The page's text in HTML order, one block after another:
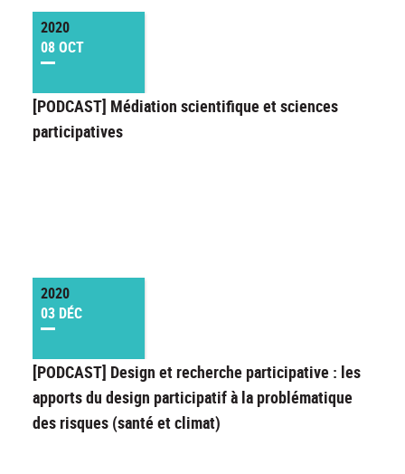
2020
08 OCT
[PODCAST] Médiation scientifique et sciences
participatives
2020
03 DÉC
[PODCAST] Design et recherche participative : les
apports du design participatif à la problématique
des risques (santé et climat)